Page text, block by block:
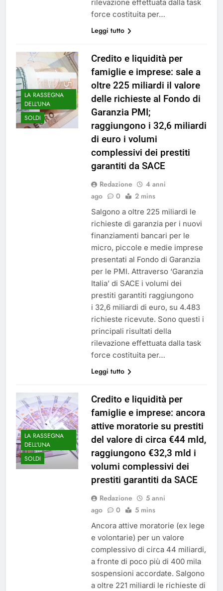
rilevazione effettuata dalla task
force costituita per…
Leggi tutto
LA RASSEGNA
DELL'UNA
SOLDI
Credito e liquidità per
famiglie e imprese: sale a
oltre 225 miliardi il valore
delle richieste al Fondo di
Garanzia PMI;
raggiungono i 32,6 miliardi
di euro i volumi
complessivi dei prestiti
garantiti da SACE
Redazione
4 anni
ago
0 2 mins
Salgono a oltre 225 miliardi le
richieste di garanzia per i nuovi
finanziamenti bancari per le
micro, piccole e medie imprese
presentati al Fondo di Garanzia
per le PMI. Attraverso ‘Garanzia
Italia’ di SACE i volumi dei
prestiti garantiti raggiungono
i 32,6 miliardi di euro, su 4.483
richieste ricevute. Sono questi i
principali risultati della
rilevazione effettuata dalla task
force costituita per…
Leggi tutto
LA RASSEGNA
DELL'UNA
SOLDI
Credito e liquidità per
famiglie e imprese: ancora
attive moratorie su prestiti
del valore di circa €44 mld,
raggiungono €32,3 mld i
volumi complessivi dei
prestiti garantiti da SACE
Redazione
5 anni
ago
0 5 mins
Ancora attive moratorie (ex lege
e volontarie) per un valore
complessivo di circa 44 miliardi,
a fronte di poco più di 400 mila
sospensioni accordate. Salgono
a oltre 221 miliardi le richieste di